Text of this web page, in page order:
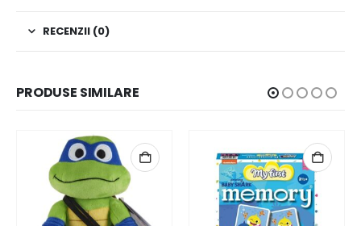
RECENZII (0)
PRODUSE SIMILARE